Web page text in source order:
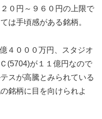
０円～９６０円の上限で
は手頃感がある銘柄。
４０００万円、スタジオ
(5704)が１１億円なので
スが高騰とみられている
銘柄に目を向けられよ